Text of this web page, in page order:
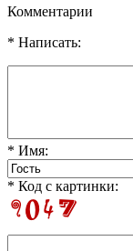
Комментарии
* Написать:
* Имя:
* Код с картинки: